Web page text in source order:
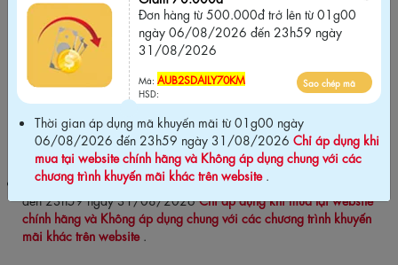
Giảm 70.000đ
Đơn hàng từ 500.000đ trở lên từ 01g00
ngày 06/08/2026 đến 23h59 ngày
31/08/2026
Mã:AUB2SDAILY70KM
HSD:
Sao chép mã
Thời gian áp dụng mã khuyến mãi từ 01g00 ngày 06/08/2026
đến 23h59 ngày 31/08/2026Chỉ áp dụng khi mua tại website
chính hãng và Không áp dụng chung với các chương trình khuyến
mãi khác trên website
Đơn hàng từ 500.000đ trở lên từ 01g00
ngày 06/08/2026 đến 23h59 ngày
31/08/2026
Mã: AUB2SDAILY70KM
HSD:
Sao chép mã
Thời gian áp dụng mã khuyến mãi từ 01g00 ngày
06/08/2026 đến 23h59 ngày 31/08/2026 Chỉ áp dụng khi
mua tại website chính hãng và Không áp dụng chung với các
chương trình khuyến mãi khác trên website